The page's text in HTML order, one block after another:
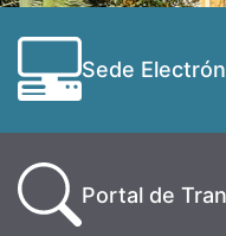
Sede
Portal de